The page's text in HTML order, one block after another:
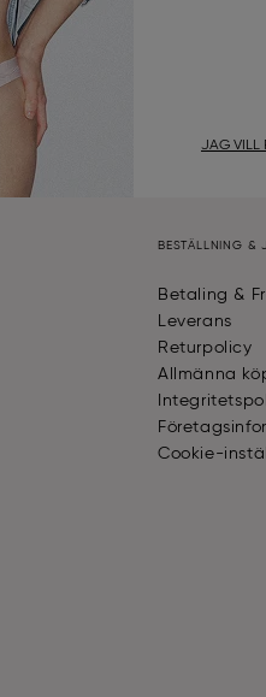
JAG VILL
BESTÄLLNING &
Betaling &
Leverans
Returpolicy
Allmänna
Cookie-